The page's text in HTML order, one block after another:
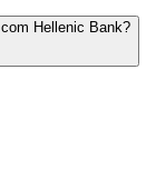
Hellenic Bank?